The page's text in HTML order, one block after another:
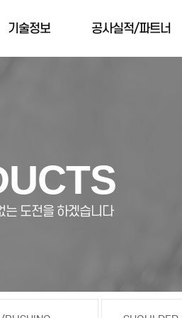
기술정보 공사실적/파트너
는 도전을 하겠습니다